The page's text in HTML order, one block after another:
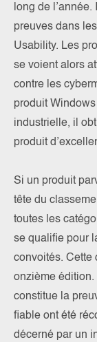
long de l’année.
preuves dans
Usability. Les
se voient alors
contre les
produit
industrielle, il
produit
Si un produit
tête du
toutes les
se qualifie pour
convoités. Cette
onzième édition.
constitue la
fiable ont été
décerné par un